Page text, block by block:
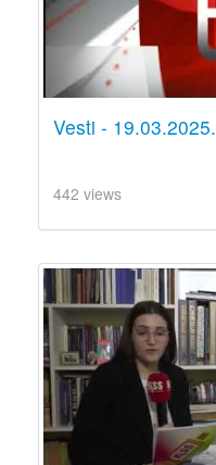
Vesti - 19.03.2025.
442 views